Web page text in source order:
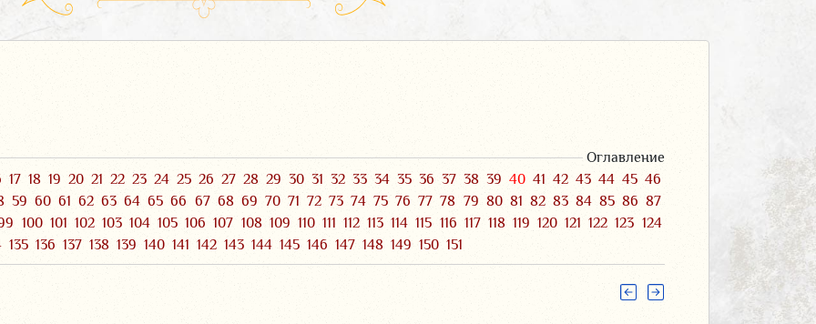
Оглавление
17 18 19 20 21 22 23 24 25 26 27 28 29 30 31 32 33 34 35 36 37 38 39 40 41 42 43 44 45 46
59 60 61 62 63 64 65 66 67 68 69 70 71 72 73 74 75 76 77 78 79 80 81 82 83 84 85 86 87
100 101 102 103 104 105 106 107 108 109 110 111 112 113 114 115 116 117 118 119 120 121 122 123 124
135 136 137 138 139 140 141 142 143 144 145 146 147 148 149 150 151